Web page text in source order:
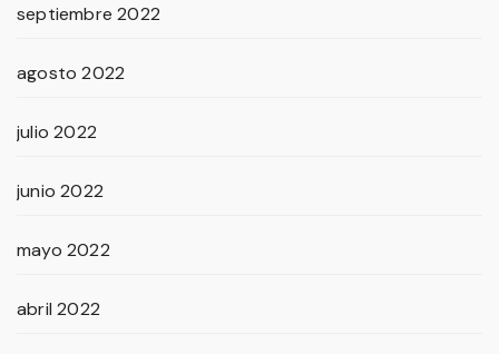
septiembre 2022
agosto 2022
julio 2022
junio 2022
mayo 2022
abril 2022